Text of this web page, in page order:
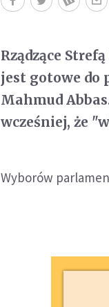
Rządzące
jest gotowe do
Mahmud
wcześniej, że
Wyborów